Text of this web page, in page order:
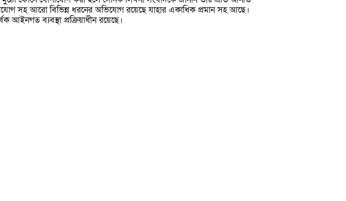
সহ আরো বিভিন্ন ধরনের অভিযোগ রয়েছে যাহার একাধিক প্রমান সহ আছে।
আইনগত ব্যবস্থা প্রক্রিয়াধীন রয়েছে।